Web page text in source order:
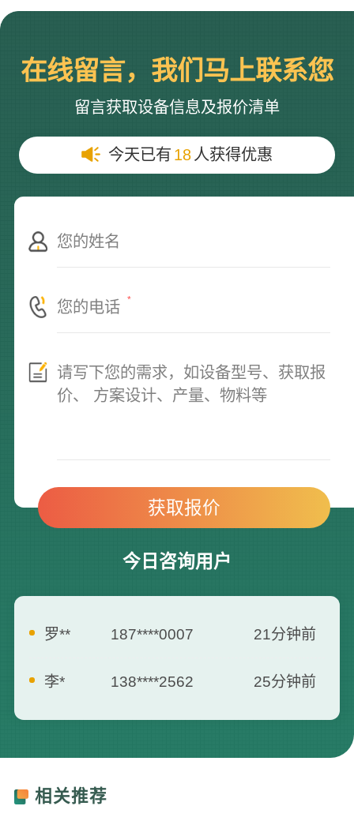
在线留言，我们马上联系您
留言获取设备信息及报价清单
今天已有 18 人获得优惠
*
今日咨询用户
罗** 187****0007 21分钟前
李* 138****2562 25分钟前
相关推荐